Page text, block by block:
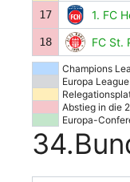
17 1. FC
18 FC St.
Champions
Europa League
Abstieg in die
Europa-